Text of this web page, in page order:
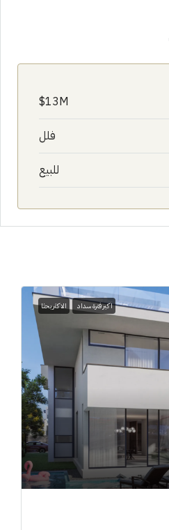
13M$
فلل
للبيع
اكبر فترة سداد الاكثر بحثا